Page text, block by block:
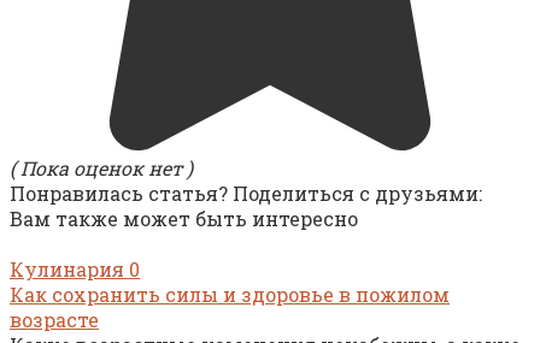
( Пока оценок нет )
Понравилась статья? Поделиться с друзьями:
Вам также может быть интересно
Кулинария 0
Как сохранить силы и здоровье в пожилом
возрасте